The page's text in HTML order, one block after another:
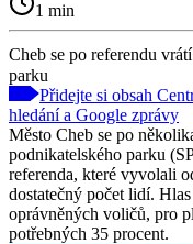
1 min
Cheb se po referendu
parku
Přidejte si obsah
hledání a Google zprávy
Město Cheb se po
podnikatelského parku
referenda, které vyvolali
dostatečný počet lidí.
oprávněných voličů, pro
potřebných 35 procent.